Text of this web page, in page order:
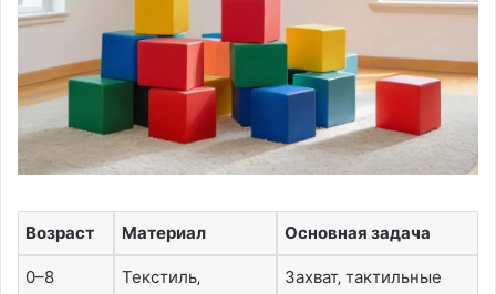
Возраст Материал Основная задача
0–8
Текстиль‚
Захват‚ тактильные